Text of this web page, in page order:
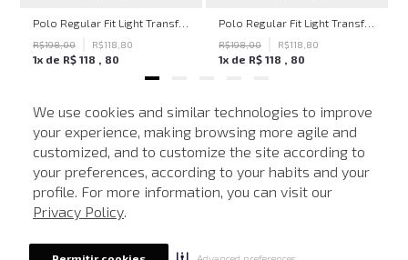
We use cookies and similar technologies to improve
your experience, making browsing more agile and
customized, and to customize the site according to
your preferences, according to your habits and your
profile. For more information, you can visit our
Privacy Policy.
Polo Regular Fit Light Transfer Bege Médio John John Masculina
R$198,00 R$118 80
1x de R$ 118 , 80
Polo Regular Fit Light Transfer Verde Escuro John John Masculina
R$198,00 R$118 80
1x de R$ 118 , 80
NEWSLETTER
Cadastre seu e-mail para receber nossas novidades.